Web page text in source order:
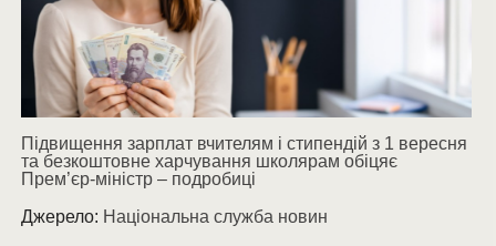
Підвищення зарплат вчителям і стипендій з 1 вересня
та безкоштовне харчування школярам обіцяє
Прем’єр-міністр – подробиці
Джерело: Національна служба новин